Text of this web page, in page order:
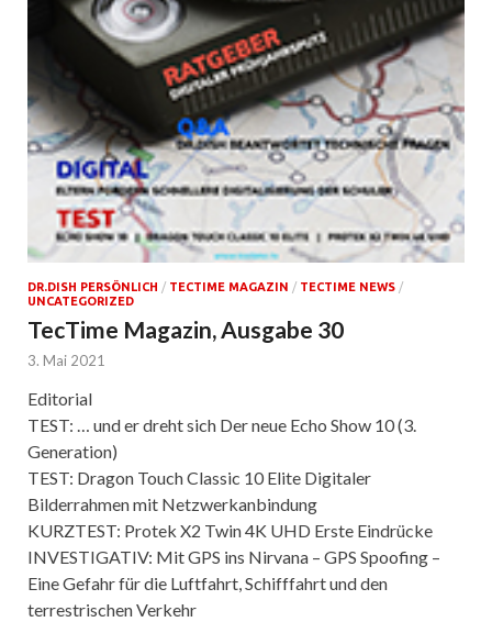
DR.DISH PERSÖNLICH / TECTIME MAGAZIN / TECTIME NEWS /
UNCATEGORIZED
TecTime Magazin, Ausgabe 30
3. Mai 2021
Editorial
TEST: … und er dreht sich Der neue Echo Show 10 (3.
Generation)
TEST: Dragon Touch Classic 10 Elite Digitaler
Bilderrahmen mit Netzwerkanbindung
KURZTEST: Protek X2 Twin 4K UHD Erste Eindrücke
INVESTIGATIV: Mit GPS ins Nirvana – GPS Spoofing –
Eine Gefahr für die Luftfahrt, Schifffahrt und den
terrestrischen Verkehr